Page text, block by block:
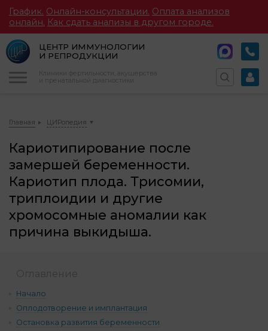
График. Онлайн-консультации. Оплата анализов
онлайн. Как сдать анализы в другом городе.
ЦЕНТР ИММУНОЛОГИИ
И РЕПРОДУКЦИИ
Клиники фертильности, акушерства
и пренатальной диагностики
Главная ЦИРопедия
Кариотипирование после
замершей беременности.
Кариотип плода. Трисомии,
триплоидии и другие
хромосомные аномалии как
причина выкидыша.
Оглавление
Начало
Оплодотворение и имплантация
Остановка развития беременности